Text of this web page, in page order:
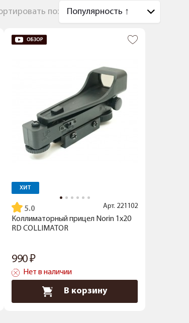
по:
ХИТ
5.0 Арт. 221102
Коллиматорный прицел Norin 1x20
RD COLLIMATOR
990
Нет в наличии
В корзину